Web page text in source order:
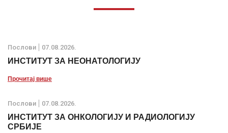
Послови 07.08.2026.
ИНСТИТУТ ЗА НЕОНАТОЛОГИЈУ
Прочитај више
Послови 07.08.2026.
ИНСТИТУТ ЗА ОНКОЛОГИЈУ И РАДИОЛОГИЈУ
СРБИЈЕ